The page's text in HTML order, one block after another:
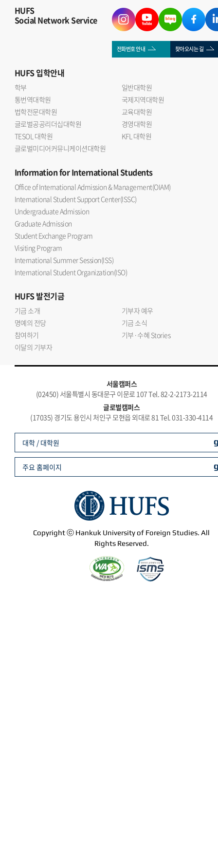
HUFS
Social Network Service
전화번호 안내 찾아오시는 길
HUFS입학안내
학부
일반대학원
통번역대학원
국제지역대학원
법학전문대학원
교육대학원
글로벌공공리더십대학원
경영대학원
TESOL 대학원
KFL 대학원
글로벌미디어커뮤니케이션대학원
Informationfor International Students
Office of International Admission & Management(OIAM)
International Student Support Center(ISSC)
Undergraduate Admission
Graduate Admission
Student Exchange Program
Visiting Program
International Summer Session(ISS)
International Student Organization(ISO)
HUFS발전기금
기금 소개
기부자 예우
명예의 전당
기금 소식
참여하기
기부·수혜 Stories
이달의 기부자
서울캠퍼스
(02450) 서울특별시 동대문구 이문로 107 Tel. 82-2-2173-2114
글로벌캠퍼스
(17035) 경기도 용인시 처인구 모현읍 외대로 81 Tel. 031-330-4114
Copyright ⓒ Hankuk University of Foreign Studies. All
Rights Reserved.
대학 / 대학원
주요 홈페이지